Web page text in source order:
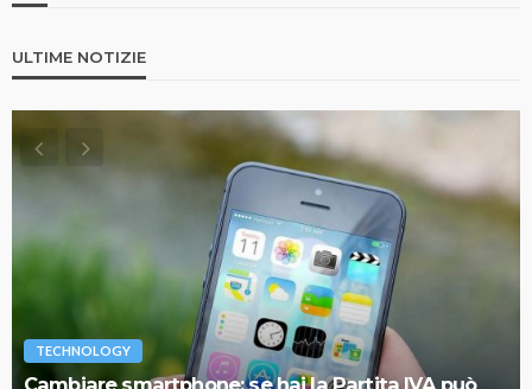
ULTIME NOTIZIE
TECHNOLOGY